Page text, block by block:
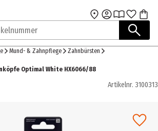
Zum Hauptinhalt
Mund- & Zahnpflege
Zahnbürsten
Optimal White HX6066/88
Artikelnr. 3100313